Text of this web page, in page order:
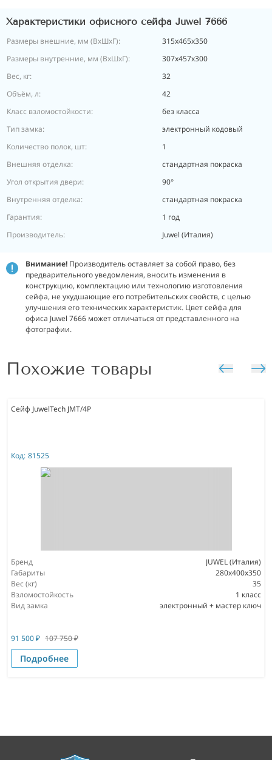
Характеристики офисного сейфа Juwel 7666
Размеры внешние, мм (ВхШхГ):
315х465х350
Размеры внутренние, мм (ВхШхГ):
307х457х300
Вес, кг:
32
Объём, л:
42
Класс взломостойкости:
без класса
Тип замка:
электронный кодовый
Количество полок, шт:
1
Внешняя отделка:
стандартная покраска
Угол открытия двери:
90°
Внутренняя отделка:
стандартная покраска
Гарантия:
1 год
Производитель:
Juwel (Италия)
Внимание! Производитель оставляет за собой право, без
предварительного уведомления, вносить изменения в
конструкцию, комплектацию или технологию изготовления
сейфа, не ухудшающие его потребительских свойств, с целью
улучшения его технических характеристик. Цвет сейфа для
офиса Juwel 7666 может отличаться от представленного на
фотографии.
Похожие товары
Сейф JuwelTech JMT/4P
Код: 81525
Бренд
JUWEL (Италия)
Габариты
280x400x350
Вес (кг)
35
Взломостойкость
1 класс
Вид замка
электронный + мастер ключ
91 500₽ 107 750₽
Подробнее